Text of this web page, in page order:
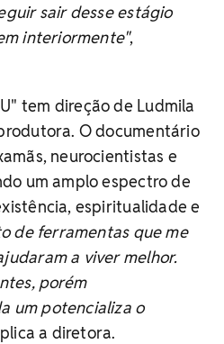
sair desse estágio
interiormente",
tem direção de Ludmila
O documentário
neurocientistas e
um amplo espectro de
espiritualidade e
de ferramentas que me
a viver melhor.
porém
um potencializa o
a diretora.